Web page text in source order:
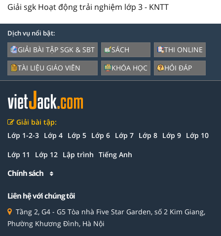
Giải sgk Hoạt động trải nghiệm lớp 3 - KNTT
Dịch vụ nổi bật:
GIẢI BÀI TẬP SGK & SBT
TÀI LIỆU GIÁO VIÊN
SÁCH
KHÓA HỌC
THI ONLINE
HỎI ĐÁP
Giải bài tập:
Lớp 1-2-3 Lớp 4 Lớp 5 Lớp 6 Lớp 7 Lớp 8 Lớp 9 Lớp 10
Lớp 11 Lớp 12 Lập trình Tiếng Anh
Chính sách
Liên hệ với chúng tôi
Tầng 2, G4 - G5 Tòa nhà Five Star Garden, số 2 Kim Giang,
Phường Khương Đình, Hà Nội